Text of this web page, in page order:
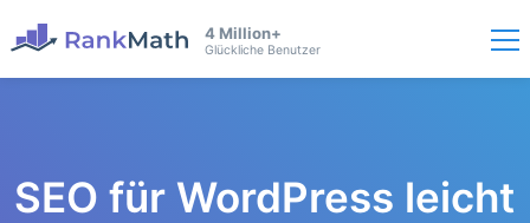
4 Million+
Glückliche Benutzer
SEO für WordPress leicht